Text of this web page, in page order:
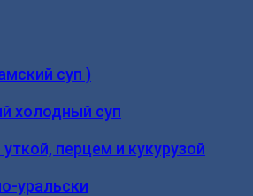
суп )
холодный суп
перцем и кукурузой
уральски